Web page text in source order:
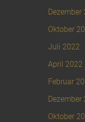
Dezember
Oktober
Juli 2022
April 2022
Februar
Dezember
Oktober